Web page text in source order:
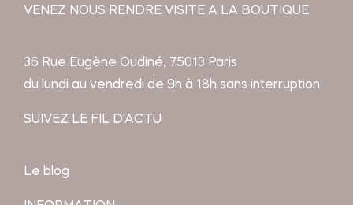
VENEZ NOUS RENDRE VISITE A LA BOUTIQUE
36 Rue Eugène Oudiné, 75013 Paris
du lundi au vendredi de 9h à 18h sans interruption
SUIVEZ LE FIL D'ACTU
Le blog